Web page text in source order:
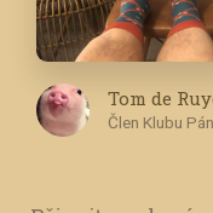
Tom de
Člen Klubu